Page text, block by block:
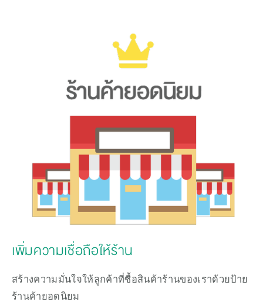
เพิ่มความเชื่อถือให้ร้าน
สร้างความมั่นใจให้ลูกค้าที่ซื้อสินค้าร้านของเราด้วยป้าย
ร้านค้ายอดนิยม